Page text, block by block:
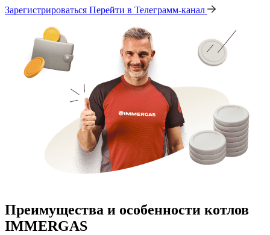
Зарегистрироваться Перейти в Телеграмм-канал
Преимущества и особенности котлов
IMMERGAS